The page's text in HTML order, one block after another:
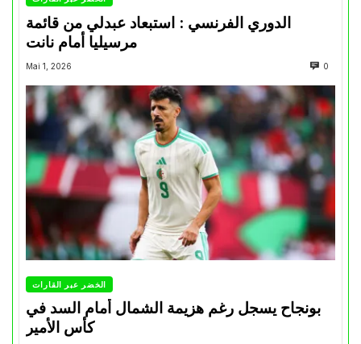
الدوري الفرنسي : استبعاد عبدلي من قائمة
مرسيليا أمام نانت
Mai 1, 2026 0
الخضر عبر القارات
بونجاح يسجل رغم هزيمة الشمال أمام السد في
كأس الأمير